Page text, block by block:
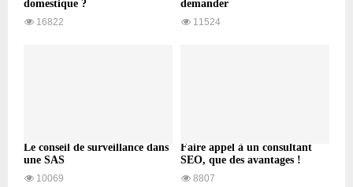
domestique ?
16822
demander
11524
Le conseil de surveillance dans
une SAS
10069
Faire appel à un consultant
SEO, que des avantages !
8807